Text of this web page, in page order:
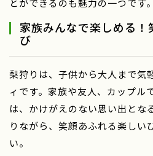
とができるのも魅力の一つです。
家族みんなで楽しめる
び
梨狩りは、子供から大人まで気
ィです。家族や友人、カップル
は、かけがえのない思い出とな
りながら、笑顔あふれる楽しい
い。